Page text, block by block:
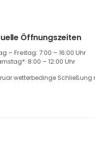
Öffnungszeiten
– Freitag: 7:00 – 16:00 Uhr
8:00 – 12:00 Uhr
wetterbedinge Schließung